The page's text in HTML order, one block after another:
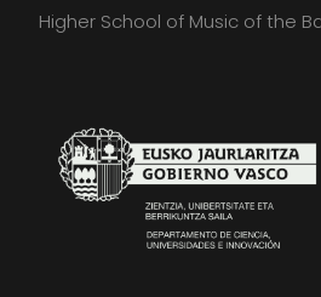
Higher School of Music of the